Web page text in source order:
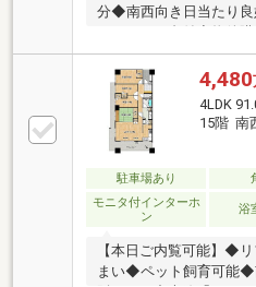
分◆南西向き日当たり
お問合せください♪
4,480
4LDK
15階 南
駐車場あり
モニタ付インターホ
ン
浴
【本日ご内覧可能】◆
まい◆ペット飼育可能◆